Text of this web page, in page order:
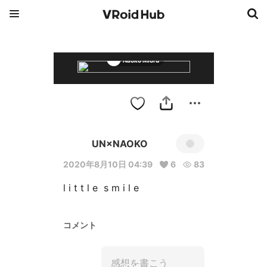
Naoko Mioru
UN×NAOKO
2020年8月10日 04:39 6 83
l i t t l e  s m i l e
コメント